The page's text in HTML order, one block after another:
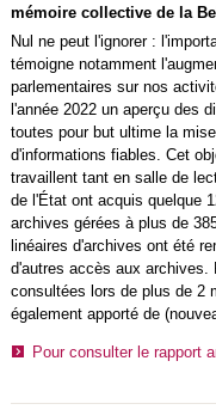
mémoire collective de la
Nul ne peut l'ignorer :
témoigne notamment
parlementaires sur nos
l'année 2022 un aperçu des
toutes pour but ultime la
d'informations fiables. Cet
travaillent tant en salle de
de l'État ont acquis quelque
archives gérées à plus de
linéaires d'archives ont été
d'autres accès aux archives.
consultées lors de plus de 2
également apporté de
Pour consulter le rapport